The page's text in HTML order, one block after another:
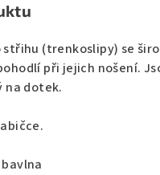
(trenkoslipy) se
při jejich nošení.
na dotek.